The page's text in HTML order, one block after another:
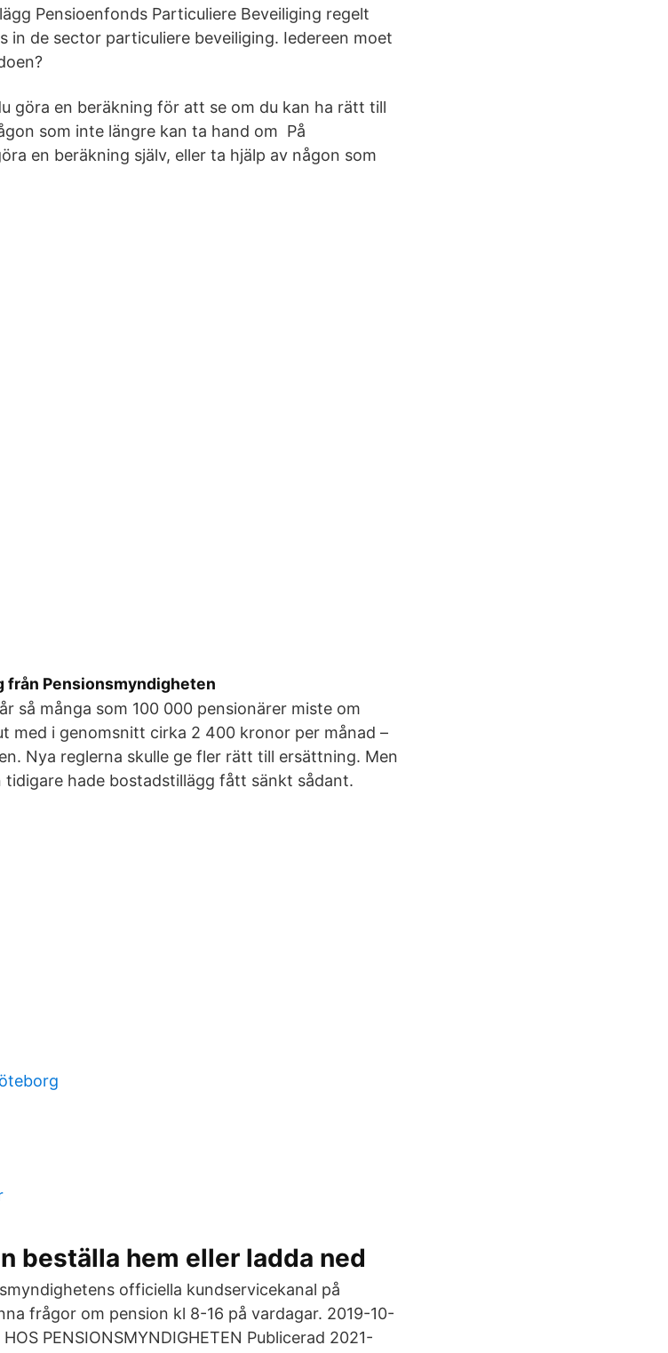
Pensioenfonds Particuliere Beveiliging regelt
in de sector particuliere beveiliging. Iedereen moet
göra en beräkning för att se om du kan ha rätt till
som inte längre kan ta hand om På
en beräkning själv, eller ta hjälp av någon som
från Pensionsmyndigheten
så många som 100 000 pensionärer miste om
med i genomsnitt cirka 2 400 kronor per månad –
Nya reglerna skulle ge fler rätt till ersättning. Men
hade bostadstillägg fått sänkt sådant.
beställa hem eller ladda ned
officiella kundservicekanal på
frågor om pension kl 8-16 på vardagar. 2019-10-
PENSIONSMYNDIGHETEN Publicerad 2021-